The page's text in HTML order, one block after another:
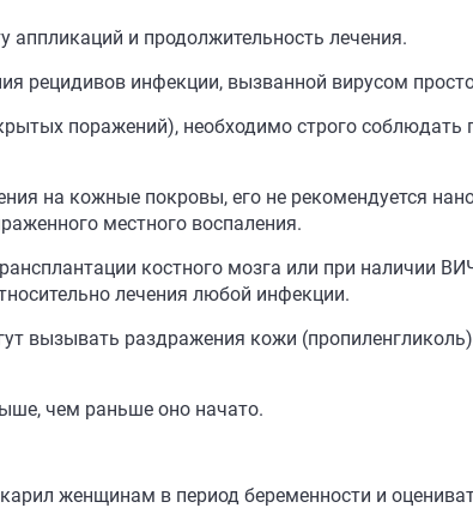
и продолжительность лечения.
рецидивов инфекции, вызванной вирусом
поражений), необходимо строго соблюдать
на кожные покровы, его не рекомендуется
местного воспаления.
костного мозга или при наличии
лечения любой инфекции.
вызывать раздражения кожи
чем раньше оно начато.
женщинам в период беременности и